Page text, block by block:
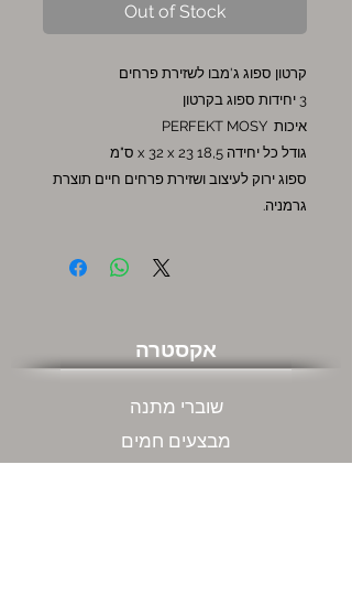
Out of Stock
קרטון ספוג ג'מבו לשזירת פרחים
3 יחידות ספוג בקרטון
איכות PERFEKT MOSY
גודל כל יחידה 18,5 x 32 x 23 ס"מ
ספוג ירוק לעיצוב ושזירת פרחים חיים תוצרת
גרמניה.
אקסטרה
שוברי מתנה
מבצעים חמים